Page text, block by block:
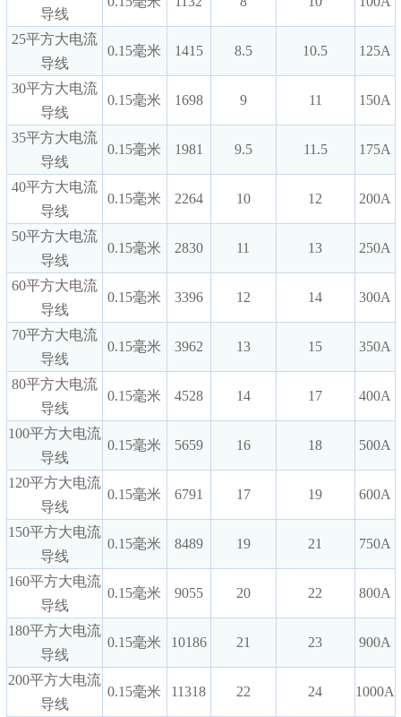
导线
25平方大电流
导线
0.15毫米 1415 8.5 10.5 125A
30平方大电流
导线
0.15毫米 1698 9 11 150A
35平方大电流
导线
0.15毫米 1981 9.5 11.5 175A
40平方大电流
导线
0.15毫米 2264 10 12 200A
50平方大电流
导线
0.15毫米 2830 11 13 250A
60平方大电流
导线
0.15毫米 3396 12 14 300A
70平方大电流
导线
0.15毫米 3962 13 15 350A
80平方大电流
导线
0.15毫米 4528 14 17 400A
100平方大电流
导线
0.15毫米 5659 16 18 500A
120平方大电流
导线
0.15毫米 6791 17 19 600A
150平方大电流
导线
0.15毫米 8489 19 21 750A
160平方大电流
导线
0.15毫米 9055 20 22 800A
180平方大电流
导线
0.15毫米 10186 21 23 900A
200平方大电流
导线
0.15毫米 11318 22 24 1000A